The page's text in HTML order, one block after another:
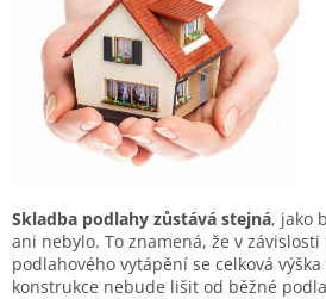
Skladba podlahy zůstává stejná, jako
ani nebylo. To znamená, že v
podlahového vytápění se celková
konstrukce nebude lišit od běžné